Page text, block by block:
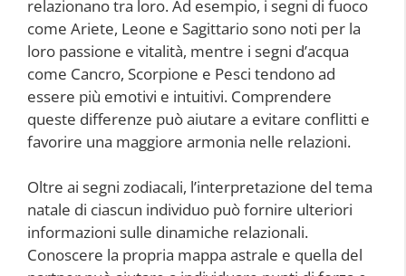
relazionano tra loro. Ad esempio, i segni di fuoco
come Ariete, Leone e Sagittario sono noti per la
loro passione e vitalità, mentre i segni d’acqua
come Cancro, Scorpione e Pesci tendono ad
essere più emotivi e intuitivi. Comprendere
queste differenze può aiutare a evitare conflitti e
favorire una maggiore armonia nelle relazioni.
Oltre ai segni zodiacali, l’interpretazione del tema
natale di ciascun individuo può fornire ulteriori
informazioni sulle dinamiche relazionali.
Conoscere la propria mappa astrale e quella del